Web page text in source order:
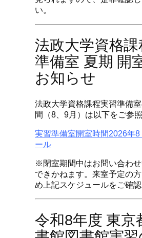
い。
法政大学資格課
準備室 夏期 開
お知らせ
法政大学資格課程実習準備
間（8、9月）は以下をご参照
実習準備室開室時間2026年8
ール
※閉室期間中はお問い合わ
できかねます。来室予定の
め上記スケジュールをご確認
令和8年度 東京